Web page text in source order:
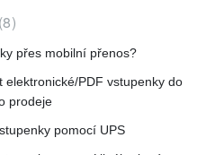
8
přes mobilní přenos?
elektronické/PDF vstupenky do
prodeje
pomocí UPS